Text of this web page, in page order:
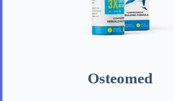
Osteomed